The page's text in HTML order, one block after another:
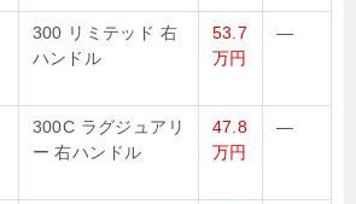
300 リミテッド 右
ハンドル
53.7
万円
—
300C ラグジュアリ
ー 右ハンドル
47.8
万円
—